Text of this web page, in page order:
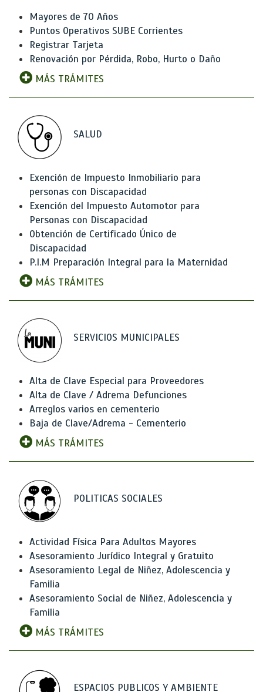
Mayores de 70 Años
Puntos Operativos SUBE Corrientes
Registrar Tarjeta
Renovación por Pérdida, Robo, Hurto o Daño
MÁS TRÁMITES
SALUD
Exención de Impuesto Inmobiliario para
personas con Discapacidad
Exención del Impuesto Automotor para
Personas con Discapacidad
Obtención de Certificado Único de
Discapacidad
P.I.M Preparación Integral para la Maternidad
MÁS TRÁMITES
SERVICIOS MUNICIPALES
Alta de Clave Especial para Proveedores
Alta de Clave / Adrema Defunciones
Arreglos varios en cementerio
Baja de Clave/Adrema - Cementerio
MÁS TRÁMITES
POLITICAS SOCIALES
Actividad Física Para Adultos Mayores
Asesoramiento Jurídico Integral y Gratuito
Asesoramiento Legal de Niñez, Adolescencia y
Familia
Asesoramiento Social de Niñez, Adolescencia y
Familia
MÁS TRÁMITES
ESPACIOS PUBLICOS Y AMBIENTE